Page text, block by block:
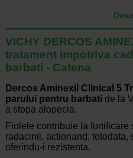
VICHY DERCOS
tratament impotriva
barbati - Catena
Dercos Aminexil Clinical 5
parului pentru barbati de la
a stopa alopecia.
Fiolele contribuie la
radacinii, actionand, totodata,
oferindu-i rezistenta.